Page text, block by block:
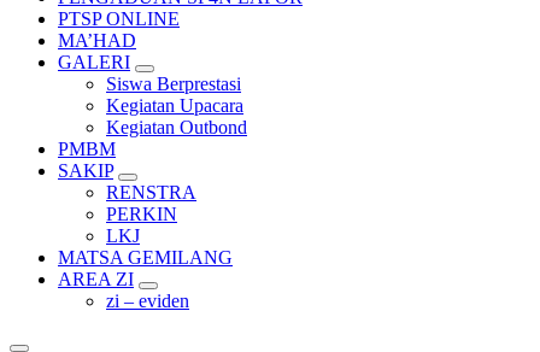
PTSP ONLINE
MA’HAD
GALERI
Siswa Berprestasi
Kegiatan Upacara
Kegiatan Outbond
PMBM
SAKIP
RENSTRA
PERKIN
LKJ
MATSA GEMILANG
AREA ZI
zi – eviden